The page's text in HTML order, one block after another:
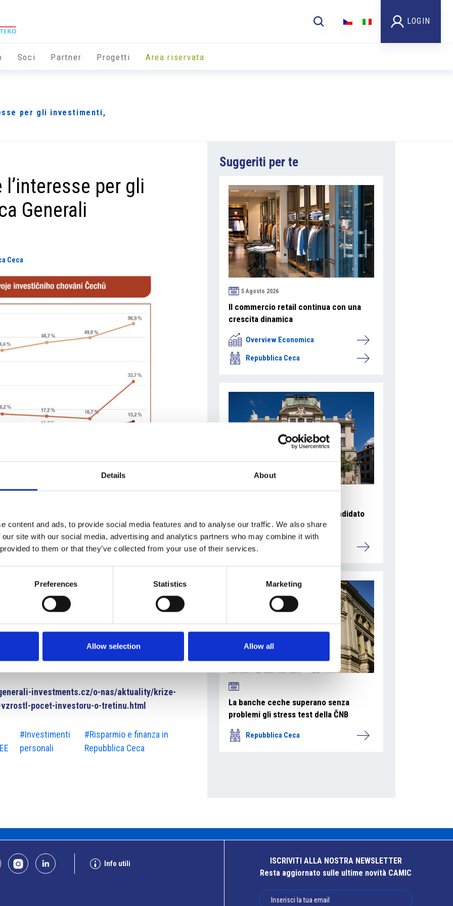
Details About
content and ads, to provide social media features and to analyse our traffic. We also share
site with our social media, advertising and analytics partners who may combine it with
to them or that they’ve collected from your use of their services.
Preferences Statistics Marketing
Allow selection Allow all
LOGIN
Soci Partner Progetti Area riservata
per gli investimenti,
per gli
Generali
Ceca
l’interesse per gli investimenti.
Investments CEE.
di aver avuto almeno un’esperienza con gli
15 punti percentuale rispetto a un’indagine
raddoppiata la quota di coloro, che
di investimenti. Sono ormai un
le disponibilità finanziarie – il
dei cechi
di un anno. Nel 2021 la quota era all’
11%.
Tra gli strumenti preferiti di risparmio e
immobili. Continua tuttavia a crescere anche il
obbligazioni.
investments.cz/o-nas/aktuality/krize-
pocet-investoru-o-tretinu.html
#Investimenti
personali
#Risparmio e finanza in
Repubblica Ceca
Suggeriti per te
5 Agosto 2026
Il commercio retail continua con una
crescita dinamica
Overview Economica
Repubblica Ceca
Ano 2011 schiera un nuovo candidato
sindaco a Praga
Repubblica Ceca
La banche ceche superano senza
problemi gli stress test della ČNB
Repubblica Ceca
Info utili
ISCRIVITI ALLA NOSTRA NEWSLETTER
Resta aggiornato sulle ultime novità CAMIC